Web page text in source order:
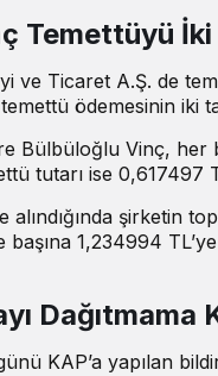
Temettüyü
ve Ticaret A.Ş. de
ödemesinin iki
Bülbüloğlu Vinç, her
tutarı ise 0,617497
alındığında şirketin
başına 1,234994
Dağıtmama
KAP’a yapılan